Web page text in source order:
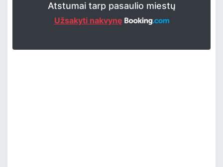
Atstumai tarp pasaulio miestų
Užsakyti nakvynę